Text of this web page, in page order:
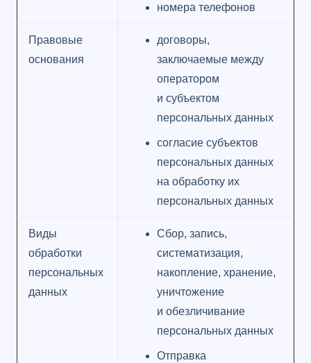
номера телефонов
Правовые
основания
договоры,
заключаемые между
оператором
и субъектом
персональных данных
согласие субъектов
персональных данных
на обработку их
персональных данных
Виды
обработки
персональных
данных
Сбор, запись,
систематизация,
накопление, хранение,
уничтожение
и обезличивание
персональных данных
Отправка